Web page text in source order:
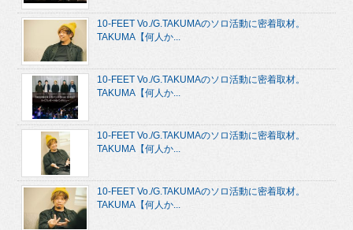
10-FEET Vo./G.TAKUMAのソロ活動に密着取材。
TAKUMA【何人か...
10-FEET Vo./G.TAKUMAのソロ活動に密着取材。
TAKUMA【何人か...
10-FEET Vo./G.TAKUMAのソロ活動に密着取材。
TAKUMA【何人か...
10-FEET Vo./G.TAKUMAのソロ活動に密着取材。
TAKUMA【何人か...